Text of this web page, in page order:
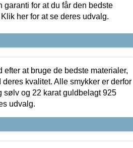
for at du får den bedste
her for at se deres udvalg.
at bruge de bedste materialer,
kvalitet. Alle smykker er derfor
sølv og 22 karat guldbelagt 925
udvalg.